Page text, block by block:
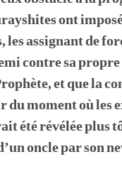
ont
assignant de
contre sa
et que la
du moment où les
été révélée plus
oncle par son